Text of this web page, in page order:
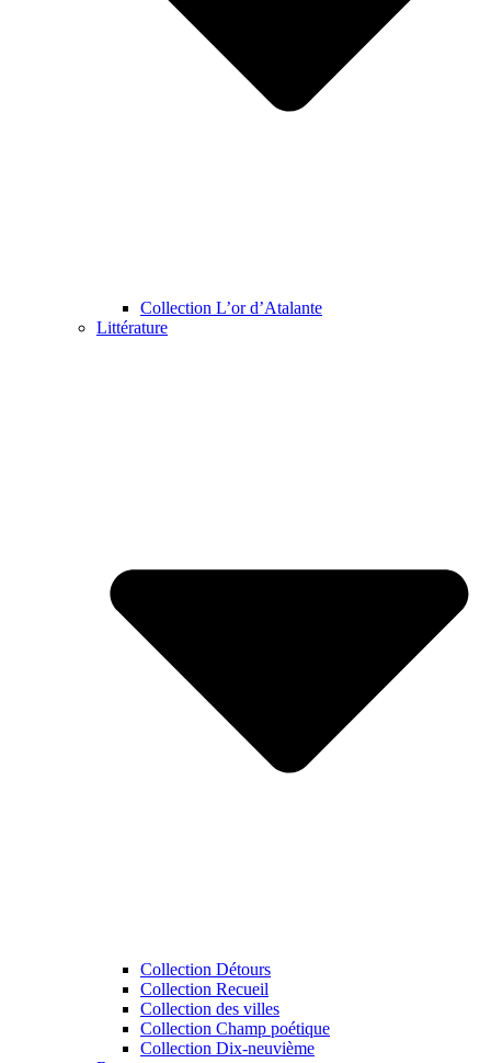
Collection L’or d’Atalante
Littérature
Collection Détours
Collection Recueil
Collection des villes
Collection Champ poétique
Collection Dix-neuvième